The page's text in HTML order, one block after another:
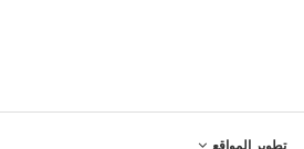
تطوير المواقع